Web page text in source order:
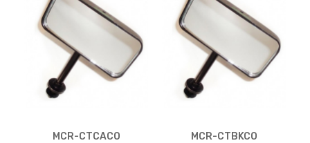
MCR-CTCACO
MCR-CTBKCO